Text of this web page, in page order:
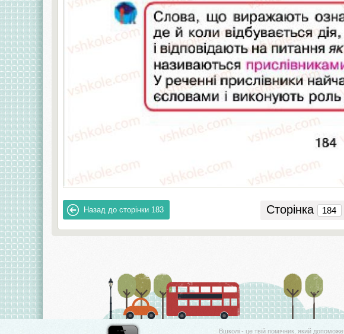
Назад до сторінки 183 Сторінка
Вшколі - це твій помічник, який допоможе